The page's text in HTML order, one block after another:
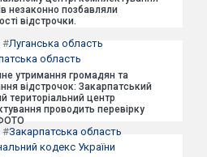
незаконно позбавляли
відстрочки.
#Луганська область
область
утримання громадян та
відстрочок: Закарпатський
територіальний центр
проводить перевірку
#Закарпатська область
кодекс України